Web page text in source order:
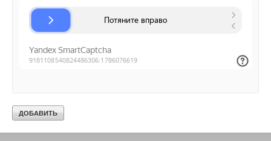
→
Группа «Теплолюкс» открыла новую производственную
площадку
НОВОСТИ СОК 29 ИЮЛЯ 2026
Комментарии